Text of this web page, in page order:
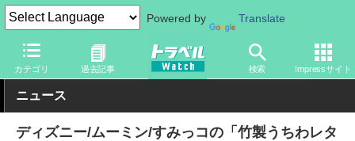
Powered by Translate
カテゴリ 過去記事 検索 Impressサイト
トラベル Watch 旅のアイテム 旅行グッズ 生活雑貨
ニュース
ディズニー/ムーミン/すみっコの「竹製うちわレタ